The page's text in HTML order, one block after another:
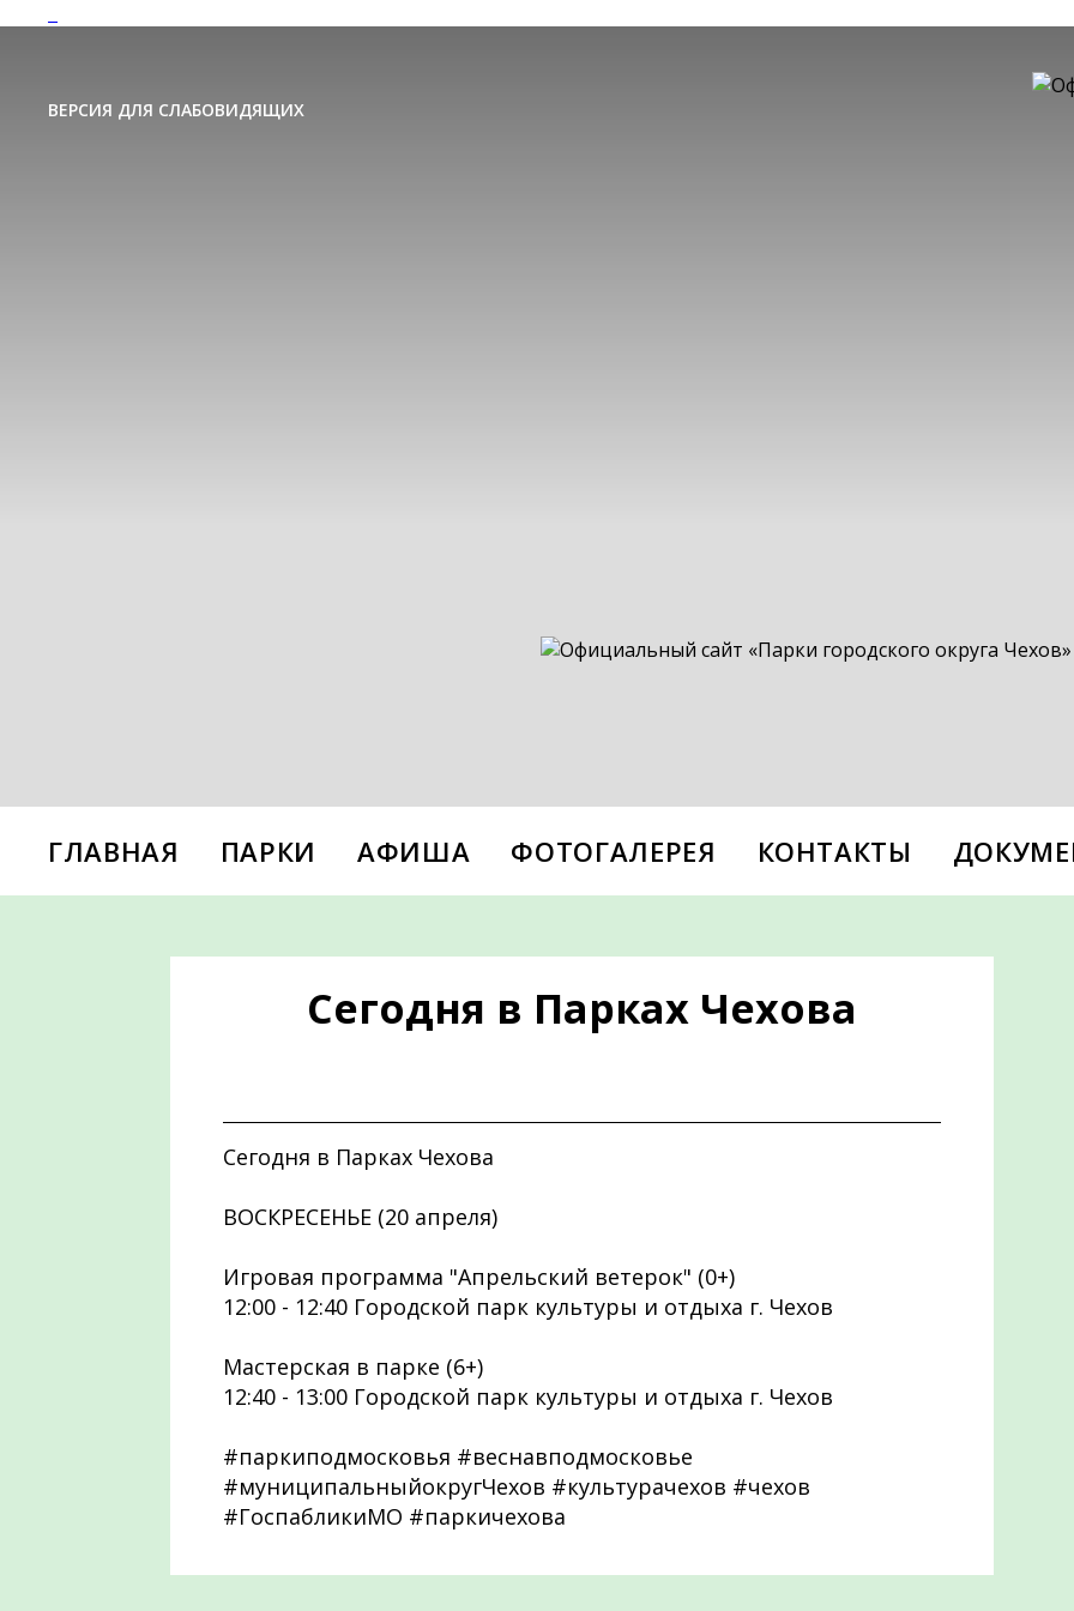
ВЕРСИЯ ДЛЯ СЛАБОВИДЯЩИХ
ГЛАВНАЯ ПАРКИ АФИША ФОТОГАЛЕРЕЯ КОНТАКТЫ
Сегодня в Парках Чехова
Сегодня в Парках Чехова
ВОСКРЕСЕНЬЕ (20 апреля)
Игровая программа "Апрельский ветерок" (0+)
12:00 - 12:40 Городской парк культуры и отдыха г. Чехов
Мастерская в парке (6+)
12:40 - 13:00 Городской парк культуры и отдыха г. Чехов
#паркиподмосковья #веснавподмосковье
#муниципальныйокругЧехов #культурачехов #чехов
#ГоспабликиМО #паркичехова